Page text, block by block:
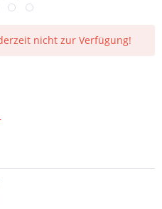
nicht zur Verfügung!